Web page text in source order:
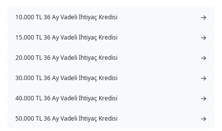
10.000 TL 36 Ay Vadeli İhtiyaç Kredisi →
15.000 TL 36 Ay Vadeli İhtiyaç Kredisi →
20.000 TL 36 Ay Vadeli İhtiyaç Kredisi →
30.000 TL 36 Ay Vadeli İhtiyaç Kredisi →
40.000 TL 36 Ay Vadeli İhtiyaç Kredisi →
50.000 TL 36 Ay Vadeli İhtiyaç Kredisi →